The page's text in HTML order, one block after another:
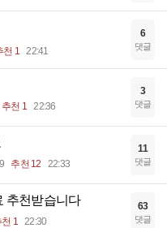
천 1 22:41
6
댓글
추천 1 22:36
3
댓글
추천 12 22:33
11
댓글
추천받습니다
천 1 22:30
63
댓글